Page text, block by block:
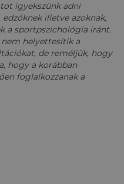
igyekszünk adni
illetve azoknak,
a sportpszichológia iránt.
helyettesítik a
de reméljük, hogy
hogy a korábban
foglalkozzanak a